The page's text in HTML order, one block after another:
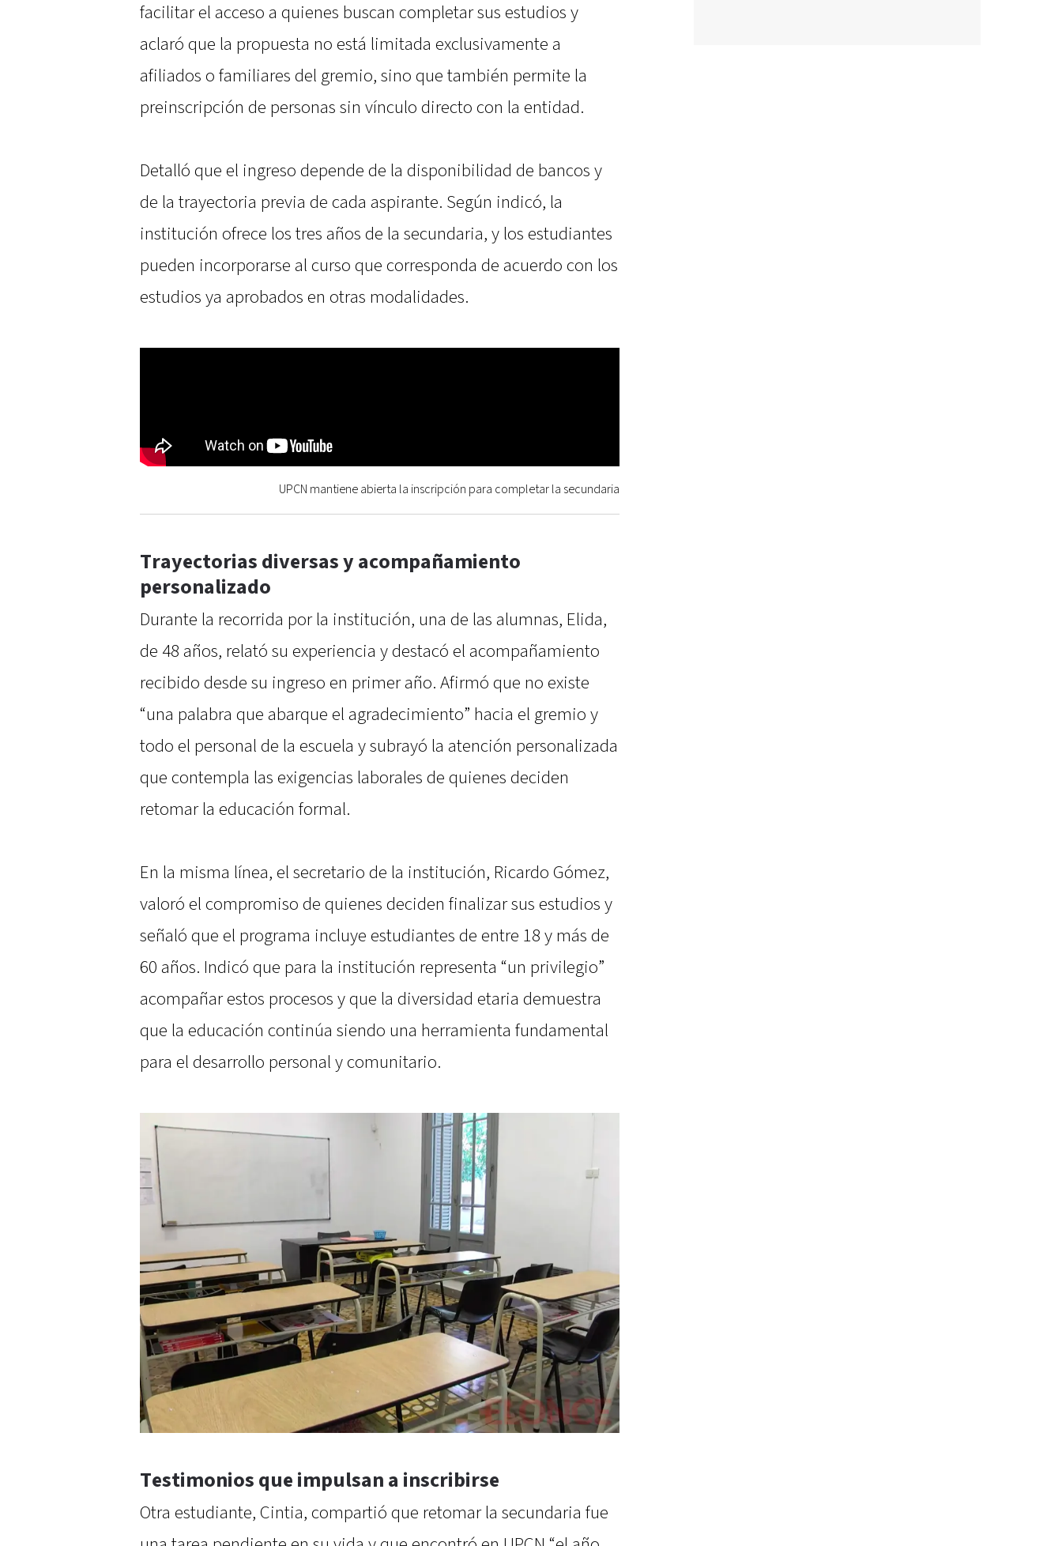
facilitar el acceso a quienes buscan completar sus estudios y
aclaró que la propuesta no está limitada exclusivamente a
afiliados o familiares del gremio, sino que también permite la
preinscripción de personas sin vínculo directo con la entidad.
Detalló que el ingreso depende de la disponibilidad de bancos y
de la trayectoria previa de cada aspirante. Según indicó, la
institución ofrece los tres años de la secundaria, y los estudiantes
pueden incorporarse al curso que corresponda de acuerdo con los
estudios ya aprobados en otras modalidades.
UPCN mantiene abierta la inscripción para completar la secundaria
Trayectorias diversas y acompañamiento
personalizado
Durante la recorrida por la institución, una de las alumnas, Elida,
de 48 años, relató su experiencia y destacó el acompañamiento
recibido desde su ingreso en primer año. Afirmó que no existe
“una palabra que abarque el agradecimiento” hacia el gremio y
todo el personal de la escuela y subrayó la atención personalizada
que contempla las exigencias laborales de quienes deciden
retomar la educación formal.
En la misma línea, el secretario de la institución, Ricardo Gómez,
valoró el compromiso de quienes deciden finalizar sus estudios y
señaló que el programa incluye estudiantes de entre 18 y más de
60 años. Indicó que para la institución representa “un privilegio”
acompañar estos procesos y que la diversidad etaria demuestra
que la educación continúa siendo una herramienta fundamental
para el desarrollo personal y comunitario.
Testimonios que impulsan a inscribirse
Otra estudiante, Cintia, compartió que retomar la secundaria fue